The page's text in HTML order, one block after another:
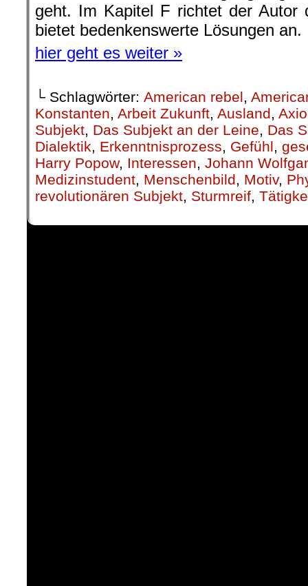
geht. Im Kapitel F richtet der Autor
bietet bedenkenswerte Lösungen an.
hier geht es weiter »
└ Schlagwörter: American rebel,
Konstanten, Arbeit Zukunft, Ausland,
Subjekt, Das Subjekt an der Leine, Das
Dialektik, Erkenntnisprozess, Gefühl,
Harry Popow, Interessen, Johann
Medizinstudent, Menschenbild, Motiv,
revolutionären Subjekt, Sturmreif,